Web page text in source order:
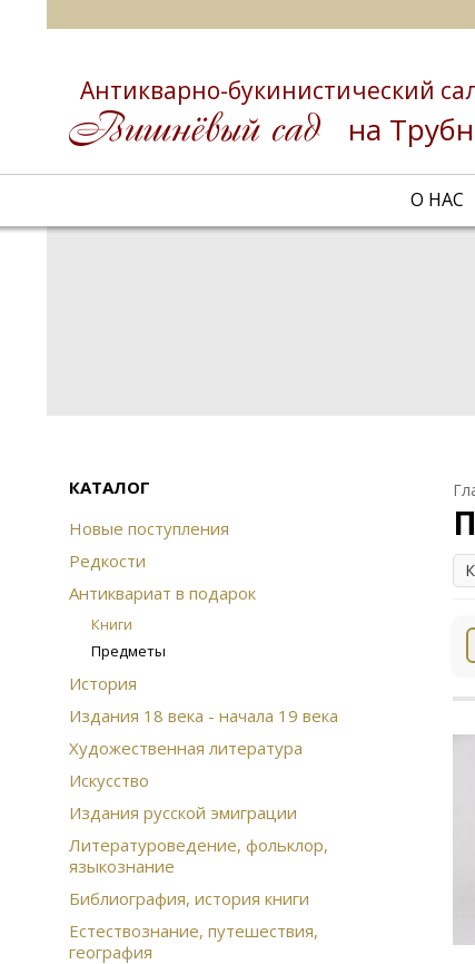
Антикварно-букинистический
на
О НАС
КАТАЛОГ
Новые поступления
Редкости
Антиквариат в подарок
Книги
Предметы
История
Издания 18 века - начала 19 века
Художественная литература
Искусство
Издания русской эмиграции
Литературоведение, фольклор,
языкознание
Библиография, история книги
Естествознание, путешествия,
география